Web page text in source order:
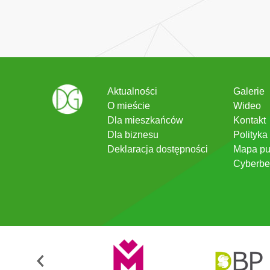
Aktualności
O mieście
Dla mieszkańców
Dla biznesu
Deklaracja dostępności
Galerie
Wideo
Kontakt
Mapa